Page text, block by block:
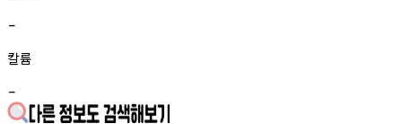
-
칼륨
-